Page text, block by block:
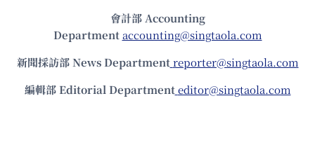
會計部 Accounting
Department accounting@singtaola.com
新聞採訪部 News Department reporter@singtaola.com
編輯部 Editorial Department editor@singtaola.com